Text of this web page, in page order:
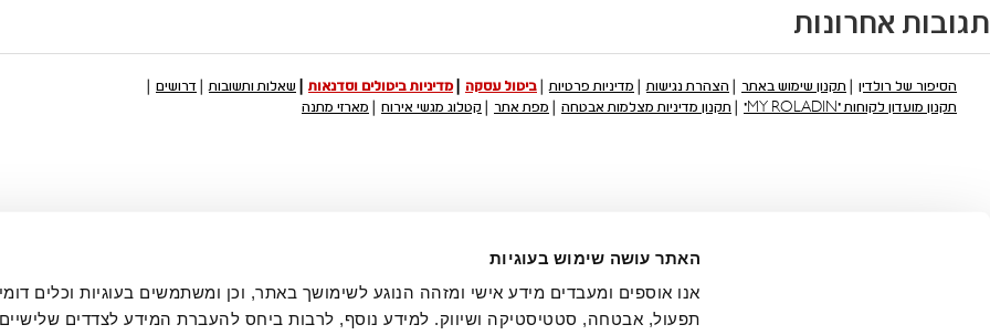
האתר עושה שימוש בעוגיות
תגובות אחרונות
הסיפור של רולדין תקנון שימוש באתר הצהרת נגישות מדיניות פרטיות ביטול עסקה מדיניות ביטולים וסדנאות שאלות ותשובות
דרושים
תקנון מועדון לקוחות "MY ROLADIN"
תקנון מדיניות מצלמות אבטחה מפת אתר קטלוג מגשי אירוח מארזי מתנה